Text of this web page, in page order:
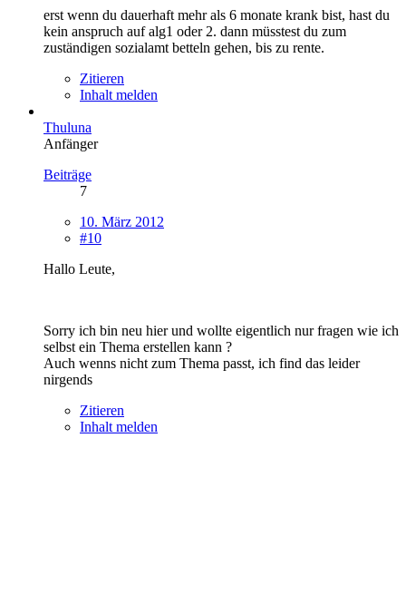
erst wenn du dauerhaft mehr als 6 monate krank bist, hast du
kein anspruch auf alg1 oder 2. dann müsstest du zum
zuständigen sozialamt betteln gehen, bis zu rente.
Zitieren
Inhalt melden
Thuluna
Anfänger
Beiträge
7
10. März 2012
#10
Hallo Leute,
Sorry ich bin neu hier und wollte eigentlich nur fragen wie ich
selbst ein Thema erstellen kann ?
Auch wenns nicht zum Thema passt, ich find das leider
nirgends
Zitieren
Inhalt melden